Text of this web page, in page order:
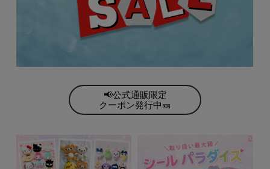
📢公式通販限定
クーポン発行中🎫